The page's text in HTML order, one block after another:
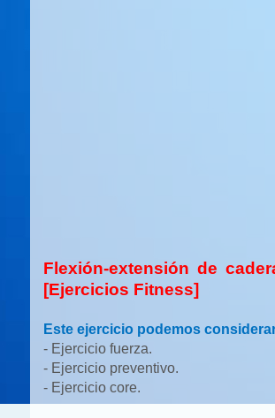
Flexión-extensión de
[Ejercicios Fitness]
Este ejercicio podemos
- Ejercicio fuerza.
- Ejercicio preventivo.
-